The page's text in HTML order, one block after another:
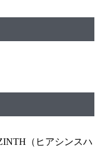
（ヒアシンスハ